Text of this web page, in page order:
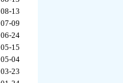
08-13
07-09
06-24
05-15
05-04
03-23